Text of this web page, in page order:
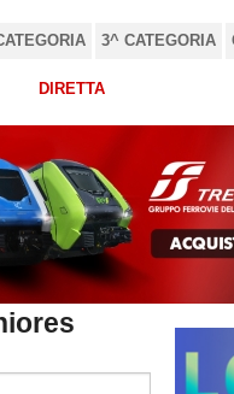
3^ CATEGORIA
DIRETTA